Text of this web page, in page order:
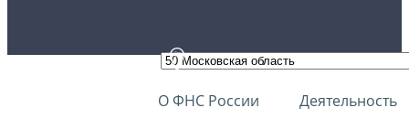
О ФНС России Деятельность